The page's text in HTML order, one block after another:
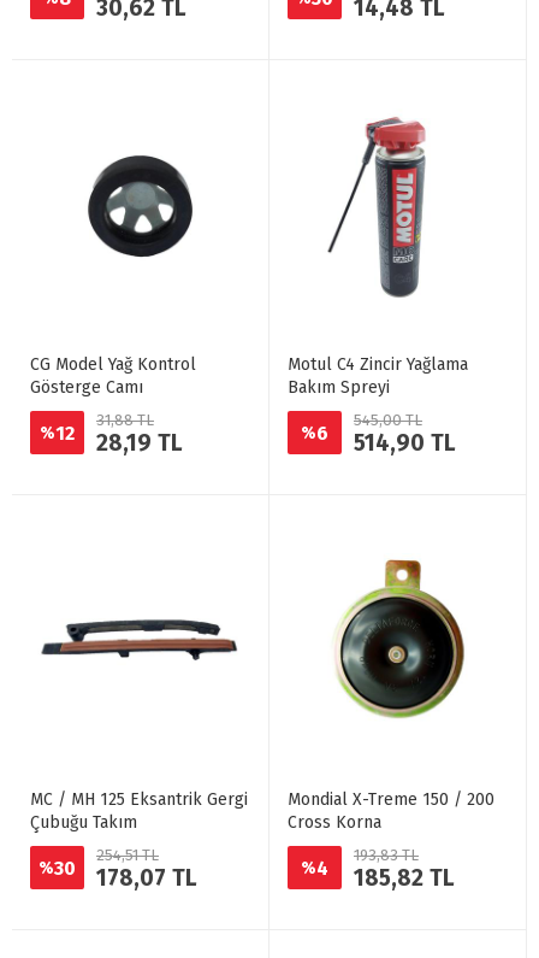
30,62 TL 14,48 TL
CG Model Yağ Kontrol
Gösterge Camı
%12
31,88 TL
28,19 TL
Motul C4 Zincir Yağlama
Bakım Spreyi
%6
545,00 TL
514,90 TL
MC / MH 125 Eksantrik Gergi
Çubuğu Takım
%30
254,51 TL
178,07 TL
Mondial X-Treme 150 / 200
Cross Korna
%4
193,83 TL
185,82 TL